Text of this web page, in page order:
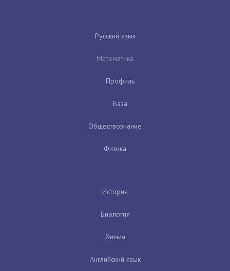
Русский язык
Математика
Профиль
База
Обществознание
Физика
История
Биология
Химия
Английский язык